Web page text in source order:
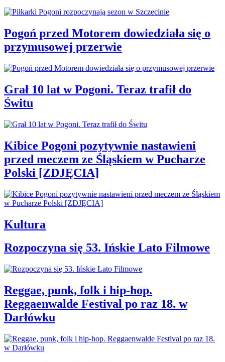
Pogoń przed Motorem dowiedziała się o
przymusowej przerwie
Grał 10 lat w Pogoni. Teraz trafił do
Świtu
Kibice Pogoni pozytywnie nastawieni
przed meczem ze Śląskiem w Pucharze
Polski [ZDJĘCIA]
Kultura
Rozpoczyna się 53. Ińskie Lato Filmowe
Reggae, punk, folk i hip-hop.
Reggaenwalde Festival po raz 18. w
Darłówku